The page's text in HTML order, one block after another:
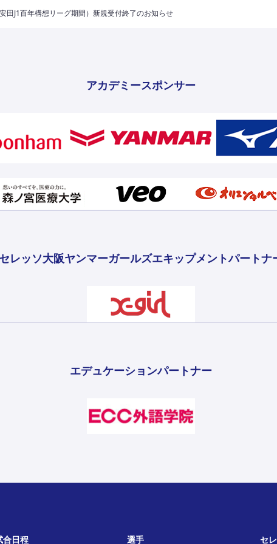
田J1百年構想リーグ期間）新規受付終了のお知らせ
アカデミースポンサー
セレッソ大阪ヤンマーガールズエキップメントパートナ
エデュケーションパートナー
合日程 選手 セ